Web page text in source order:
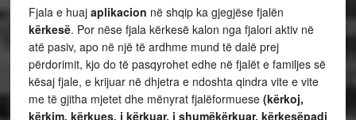
Fjala e huaj aplikacion në shqip ka gjegjëse fjalën
kërkesë. Por nëse fjala kërkesë kalon nga fjalori aktiv në
atë pasiv, apo në një të ardhme mund të dalë prej
përdorimit, kjo do të pasqyrohet edhe në fjalët e familjes së
kësaj fjale, e krijuar në dhjetra e ndoshta qindra vite e vite
me të gjitha mjetet dhe mënyrat fjalëformuese (kërkoj,
kërkim, kërkues, i kërkuar, i shumëkërkuar, kërkesëpadi